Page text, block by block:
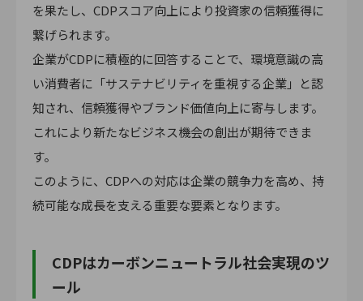
を果たし、CDPスコア向上により投資家の信頼獲得に
繋げられます。
企業がCDPに積極的に回答することで、環境意識の高
い消費者に「サステナビリティを重視する企業」と認
知され、信頼獲得やブランド価値向上に寄与します。
これにより新たなビジネス機会の創出が期待できま
す。
このように、CDPへの対応は企業の競争力を高め、持
続可能な成長を支える重要な要素となります。
CDPはカーボンニュートラル社会実現のツ
ール